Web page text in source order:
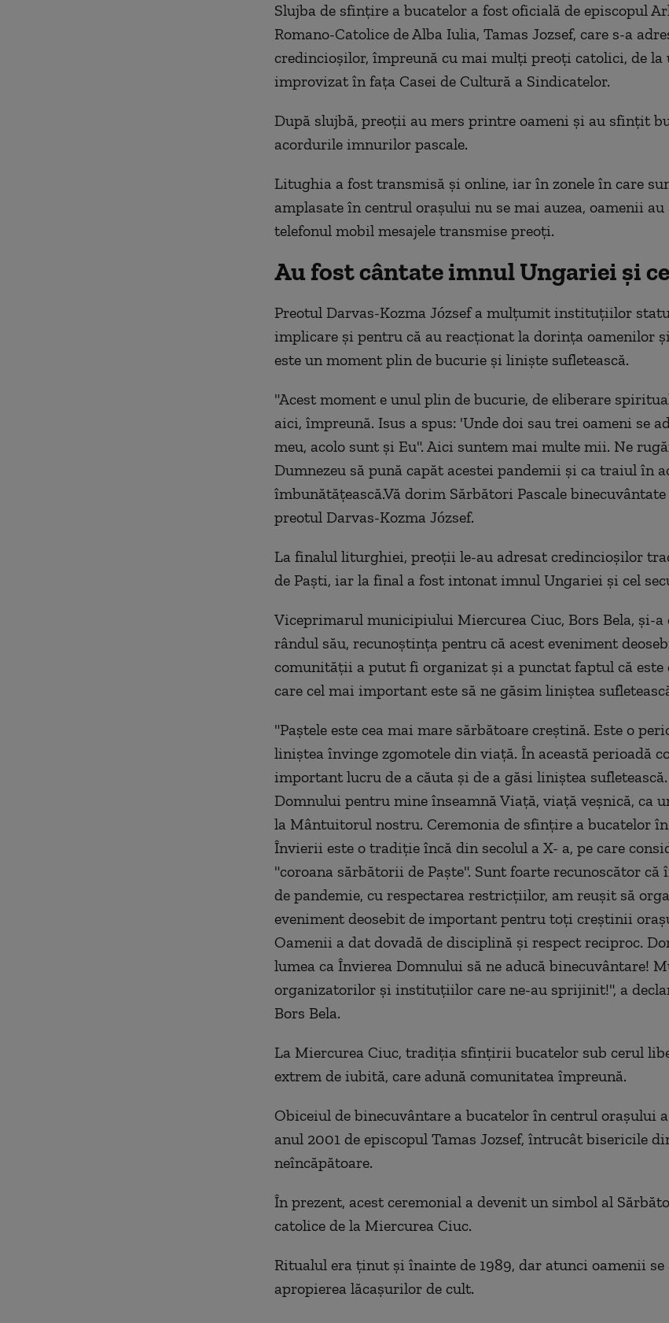
Slujba de sfinţire a bucatelor a fost oficială de episcopul
Romano-Catolice de Alba Iulia, Tamas Jozsef, care s-a
credincioşilor, împreună cu mai mulţi preoţi catolici, de la
improvizat în faţa Casei de Cultură a Sindicatelor.
După slujbă, preoţii au mers printre oameni şi au sfinţit
acordurile imnurilor pascale.
Litughia a fost transmisă şi online, iar în zonele în care
amplasate în centrul oraşului nu se mai auzea, oamenii
telefonul mobil mesajele transmise preoţi.
Au fost cântate imnul Ungariei şi
Preotul Darvas-Kozma József a mulţumit instituţiilor
implicare şi pentru că au reacţionat la dorinţa oamenilor
este un moment plin de bucurie şi linişte sufletească.
"Acest moment e unul plin de bucurie, de eliberare
aici, împreună. Isus a spus: 'Unde doi sau trei oameni se
meu, acolo sunt şi Eu". Aici suntem mai multe mii. Ne
Dumnezeu să pună capăt acestei pandemii şi ca traiul în
îmbunătăţească.Vă dorim Sărbători Pascale
preotul Darvas-Kozma József.
La finalul liturghiei, preoţii le-au adresat credincioşilor
de Paşti, iar la final a fost intonat imnul Ungariei şi cel
Viceprimarul municipiului Miercurea Ciuc, Bors Bela, şi-a
rândul său, recunoştinţa pentru că acest eveniment
comunităţii a putut fi organizat şi a punctat faptul că este
care cel mai important este să ne găsim liniştea
"Paştele este cea mai mare sărbătoare creştină. Este o
liniştea învinge zgomotele din viaţă. În această perioadă
important lucru de a căuta şi de a găsi liniştea
Domnului pentru mine înseamnă Viaţă, viaţă veşnică, ca
la Mântuitorul nostru. Ceremonia de sfinţire a bucatelor
Învierii este o tradiţie încă din secolul a X- a, pe care
"coroana sărbătorii de Paşte". Sunt foarte recunoscător că
de pandemie, cu respectarea restricţiilor, am reuşit să
eveniment deosebit de important pentru toţi creştinii
Oamenii a dat dovadă de disciplină şi respect reciproc.
lumea ca Învierea Domnului să ne aducă binecuvântare!
organizatorilor şi instituţiilor care ne-au sprijinit!", a
Bors Bela.
La Miercurea Ciuc, tradiţia sfinţirii bucatelor sub cerul
extrem de iubită, care adună comunitatea împreună.
Obiceiul de binecuvântare a bucatelor în centrul oraşului
anul 2001 de episcopul Tamas Jozsef, întrucât bisericile
neîncăpătoare.
În prezent, acest ceremonial a devenit un simbol al
catolice de la Miercurea Ciuc.
Ritualul era ţinut şi înainte de 1989, dar atunci oamenii se
apropierea lăcaşurilor de cult.